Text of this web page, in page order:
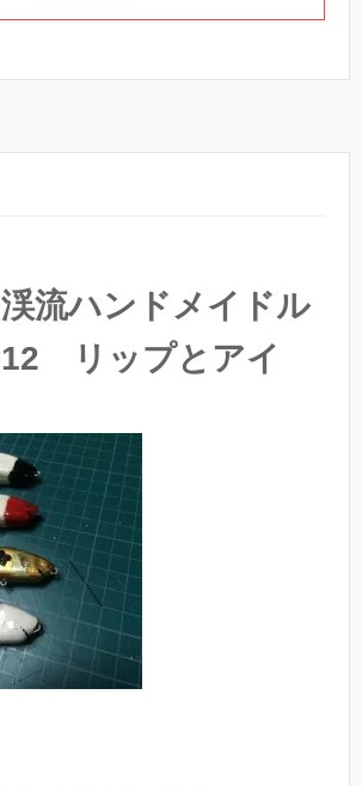
流ハンドメイドル
12 リップとアイ